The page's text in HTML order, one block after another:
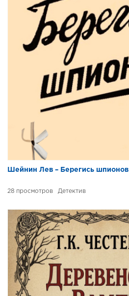
Шейнин Лев – Берегись шпионов
28 Детектив